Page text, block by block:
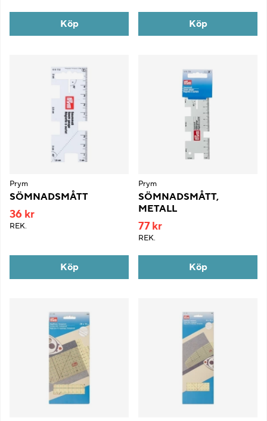
Köp Köp
Prym
SÖMNADSMÅTT
36 kr
REK.
Köp
Prym
SÖMNADSMÅTT,
METALL
77 kr
REK.
Köp